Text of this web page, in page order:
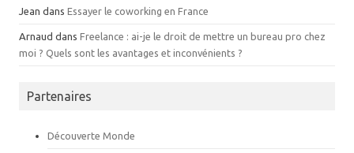
Jean dans Essayer le coworking en France
Arnaud dans Freelance : ai-je le droit de mettre un bureau pro chez
moi ? Quels sont les avantages et inconvénients ?
Partenaires
Découverte Monde